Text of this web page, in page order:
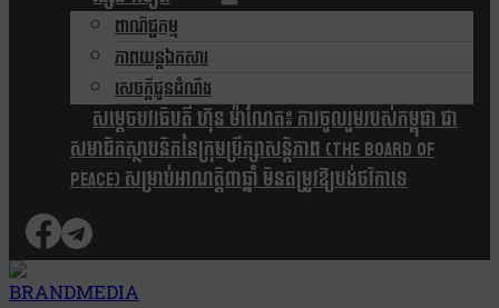
ពាណិជ្ជកម្ម
ភាពយន្តឯកសារ
សេចក្តីជូនដំណឹង
សម្តេចបវរធិបតី ហ៊ុន ម៉ាណែត៖ ការចូលរួមរបស់កម្ពុជា ជា
សមាជិកស្ថាបនិកនៃក្រុមប្រឹក្សាសន្តិភាព (The Board Of
Peace) សម្រាប់អាណត្តិ៣ឆ្នាំ មិនតម្រូវឱ្យបង់ថវិកាទេ